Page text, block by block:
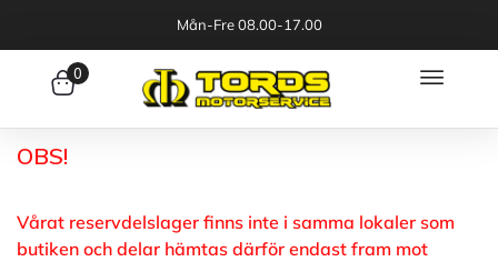
Mån-Fre 08.00-17.00
0
OBS!
Vårat reservdelslager finns inte i samma lokaler som
butiken och delar hämtas därför endast fram mot